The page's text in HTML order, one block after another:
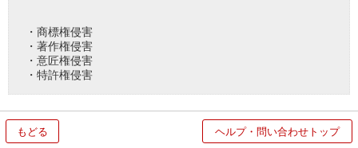
・商標権侵害
・著作権侵害
・意匠権侵害
・特許権侵害
もどる ヘルプ・問い合わせトップ